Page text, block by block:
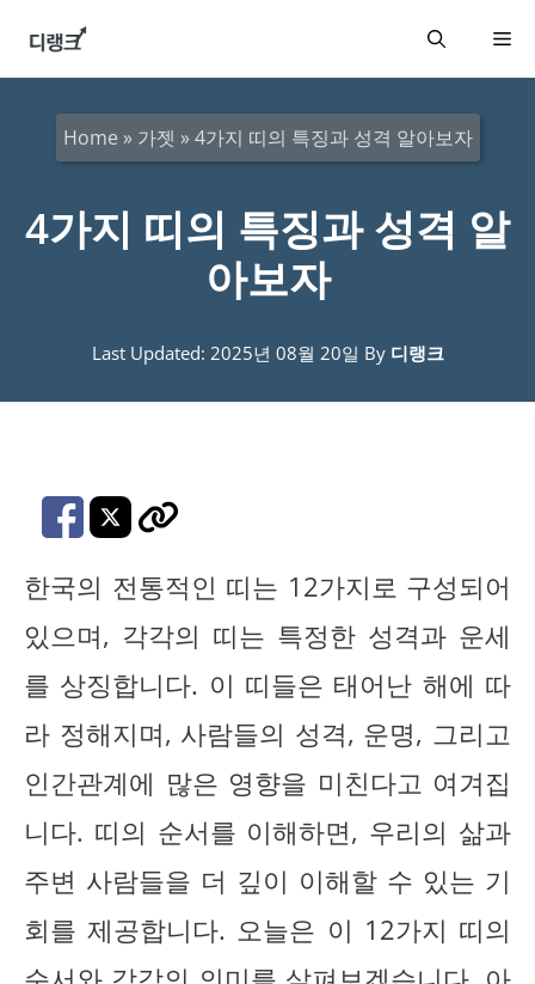
메
Home » 가젯 »4가지 띠의 특징과 성격 알아보자
4가지 띠의 특징과 성격 알
아보자
Last Updated: 2025년 08월 20일 By 디랭크
한국의 전통적인 띠는 12가지로 구성되어
있으며, 각각의 띠는 특정한 성격과 운세
를 상징합니다. 이 띠들은 태어난 해에 따
라 정해지며, 사람들의 성격, 운명, 그리고
인간관계에 많은 영향을 미친다고 여겨집
니다. 띠의 순서를 이해하면, 우리의 삶과
주변 사람들을 더 깊이 이해할 수 있는 기
회를 제공합니다. 오늘은 이 12가지 띠의